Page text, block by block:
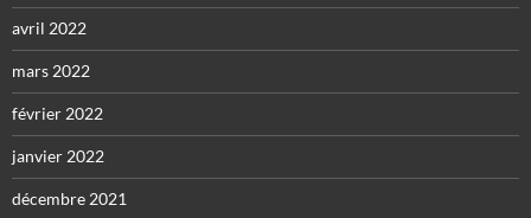
avril 2022
mars 2022
février 2022
janvier 2022
décembre 2021